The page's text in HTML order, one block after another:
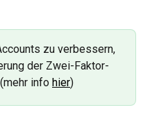
zu verbessern,
der Zwei-Faktor-
info hier)